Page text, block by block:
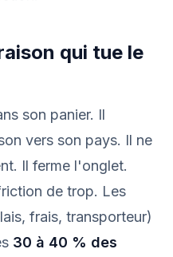
qui tue le
son panier. Il
vers son pays. Il ne
Il ferme l'onglet.
de trop. Les
frais, transporteur)
30 à 40 % des